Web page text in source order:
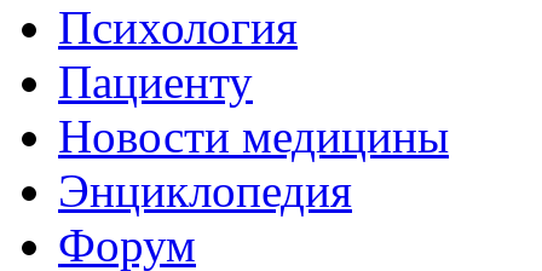
Психология
Пациенту
Новости медицины
Энциклопедия
Форум